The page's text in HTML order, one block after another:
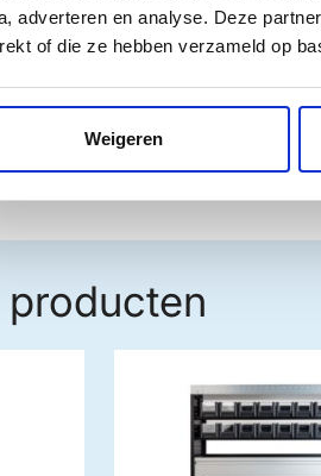
adverteren en analyse. Deze
of die ze hebben verzameld op
Weigeren
producten